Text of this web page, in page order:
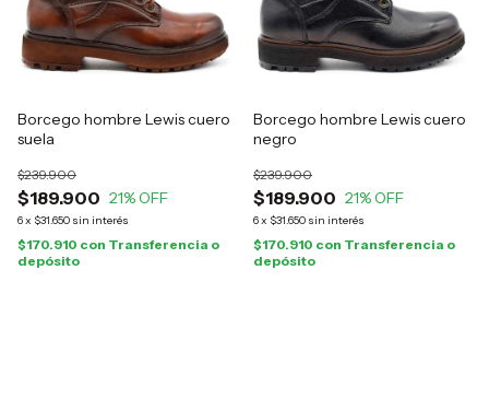
Borcego hombre Lewis cuero
suela
$189.900
$239.900
21% OFF
6x $31.650 sin interés
$170.910 con Transferencia o
depósito
Borcego hombre Lewis cuero
negro
$189.900
$239.900
21% OFF
6x $31.650 sin interés
$170.910 con Transferencia o
depósito